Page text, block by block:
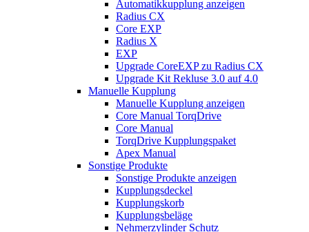
Automatikkupplung anzeigen
Radius CX
Core EXP
Radius X
EXP
Upgrade CoreEXP zu Radius CX
Upgrade Kit Rekluse 3.0 auf 4.0
Manuelle Kupplung
Manuelle Kupplung anzeigen
Core Manual TorqDrive
Core Manual
TorqDrive Kupplungspaket
Apex Manual
Sonstige Produkte
Sonstige Produkte anzeigen
Kupplungsdeckel
Kupplungskorb
Kupplungsbeläge
Nehmerzylinder Schutz